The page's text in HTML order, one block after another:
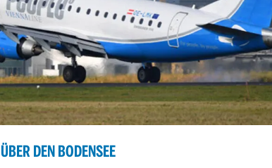
ÜBER DEN BODENSEE